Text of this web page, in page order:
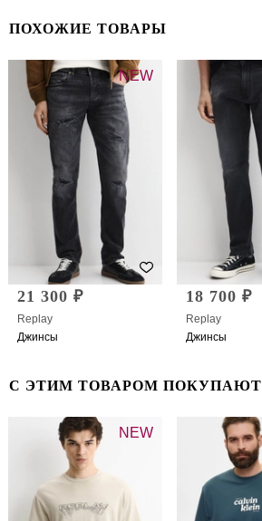
ПОХОЖИЕ ТОВАРЫ
NEW
21 300 ₽
Replay
Джинсы
18 700 ₽
Replay
Джинсы
С ЭТИМ ТОВАРОМ ПОКУПАЮТ
NEW